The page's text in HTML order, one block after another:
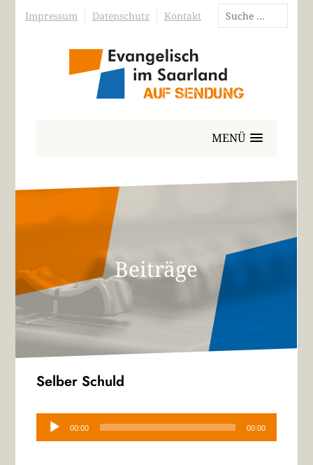
Impressum Datenschutz Kontakt
MENÜ
Beiträge
Selber Schuld
Player
00:00 00:00